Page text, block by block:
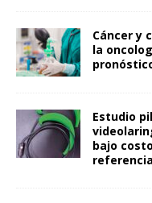
Cáncer y
la
Estudio
bajo